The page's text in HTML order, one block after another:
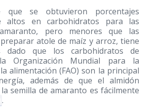
se obtuvieron porcentajes
altos en carbohidratos para las
pero menores que las
atole de maíz y arroz, tiene
dado que los carbohidratos de
Organización Mundial para la
alimentación (FAO) son la principal
además de que el almidón
semilla de amaranto es fácilmente
.